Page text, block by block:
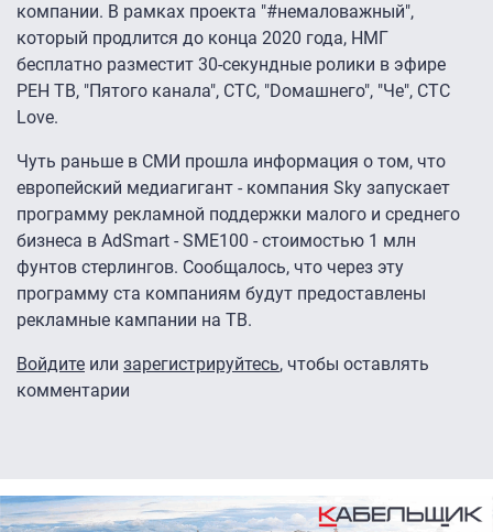
компании. В рамках проекта "#немаловажный",
который продлится до конца 2020 года, НМГ
бесплатно разместит 30-секундные ролики в эфире
РЕН ТВ, "Пятого канала", СТС, "Dомашнего", "Че", СТС
Love.
Чуть раньше в СМИ прошла информация о том, что
европейский медиагигант - компания Sky запускает
программу рекламной поддержки малого и среднего
бизнеса в AdSmart - SME100 - стоимостью 1 млн
фунтов стерлингов. Сообщалось, что через эту
программу ста компаниям будут предоставлены
рекламные кампании на ТВ.
Войдите или зарегистрируйтесь, чтобы оставлять
комментарии